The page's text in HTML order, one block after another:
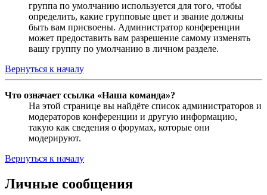
группа по умолчанию используется для того, чтобы
определить, какие групповые цвет и звание должны
быть вам присвоены. Администратор конференции
может предоставить вам разрешение самому изменять
вашу группу по умолчанию в личном разделе.
Вернуться к началу
Что означает ссылка «Наша команда»?
На этой странице вы найдёте список администраторов и
модераторов конференции и другую информацию,
такую как сведения о форумах, которые они
модерируют.
Вернуться к началу
Личные сообщения